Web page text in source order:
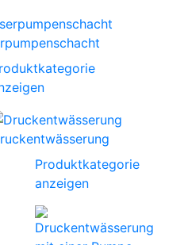
Produktkategorie
anzeigen